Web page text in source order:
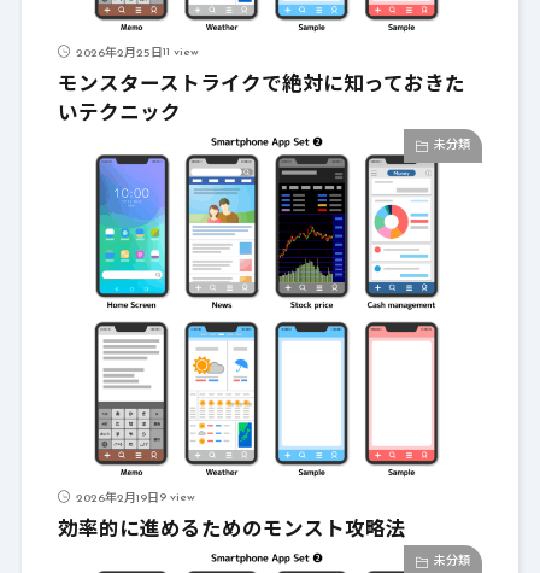
2026年2月25日11 view
モンスターストライクで絶対に知っておきた
いテクニック
未分類
2026年2月19日 9 view
効率的に進めるためのモンスト攻略法
未分類